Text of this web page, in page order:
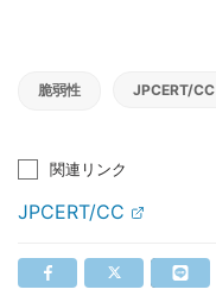
脆弱性 JPCERT/CC
関連リンク
JPCERT/CC